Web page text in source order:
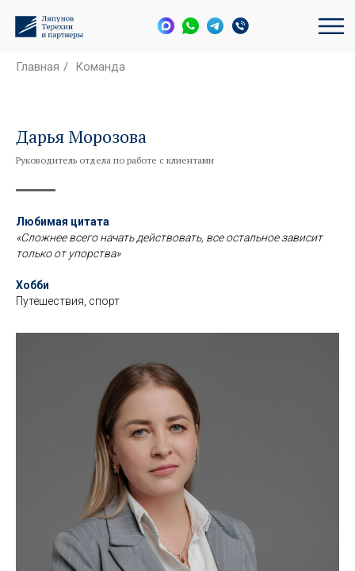
Главная / Команда
Дарья Морозова
Руководитель отдела по работе с клиентами
Любимая цитата
«Сложнее всего начать действовать, все остальное зависит
только от упорства»
Хобби
Путешествия, спорт